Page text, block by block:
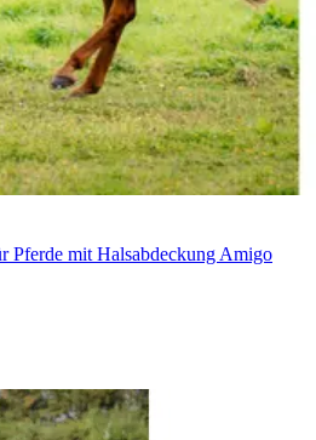
Pferde mit Halsabdeckung Amigo